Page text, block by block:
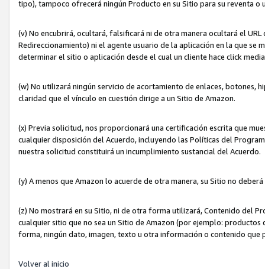
tipo), tampoco ofrecerá ningún Producto en su Sitio para su reventa o
(v) No encubrirá, ocultará, falsificará ni de otra manera ocultará el
Redireccionamiento) ni el agente usuario de la aplicación en la que
determinar el sitio o aplicación desde el cual un cliente hace click
(w) No utilizará ningún servicio de acortamiento de enlaces, botones,
claridad que el vínculo en cuestión dirige a un Sitio de Amazon.
(x) Previa solicitud, nos proporcionará una certificación escrita que
cualquier disposición del Acuerdo, incluyendo las Políticas del
nuestra solicitud constituirá un incumplimiento sustancial del Acuerdo.
(y) A menos que Amazon lo acuerde de otra manera, su Sitio no
(z) No mostrará en su Sitio, ni de otra forma utilizará, Contenido del
cualquier sitio que no sea un Sitio de Amazon (por ejemplo:
forma, ningún dato, imagen, texto u otra información o contenido
Volver al inicio